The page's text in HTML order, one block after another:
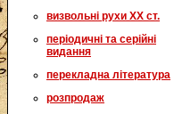
визвольні рухи XX ст.
періодичні та серійні
видання
перекладна література
розпродаж